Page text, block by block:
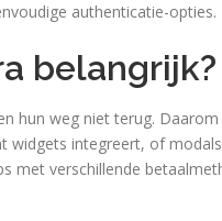
authenticatie-opties.
belangrijk?
hun weg niet terug.
widgets integreert, of
met verschillende